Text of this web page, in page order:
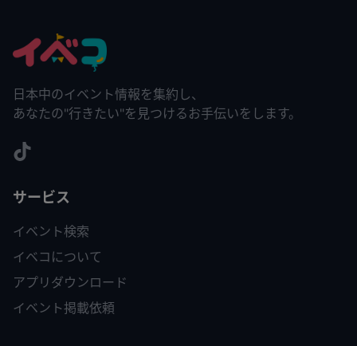
日本中のイベント情報を集約し、
あなたの"行きたい"を見つけるお手伝いをします。
サービス
イベント検索
イベコについて
アプリダウンロード
イベント掲載依頼